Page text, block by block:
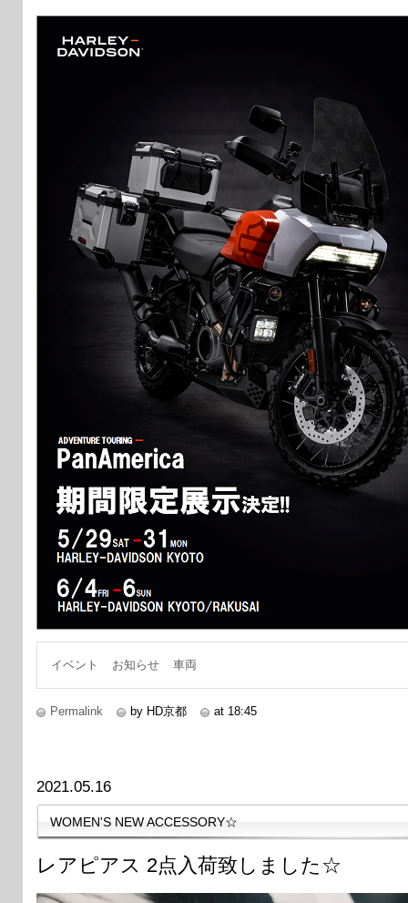
イベント お知らせ 車両
Permalink by HD京都 at 18:45
2021.05.16
WOMEN'S NEW ACCESSORY☆
レアピアス 2点入荷致しました☆